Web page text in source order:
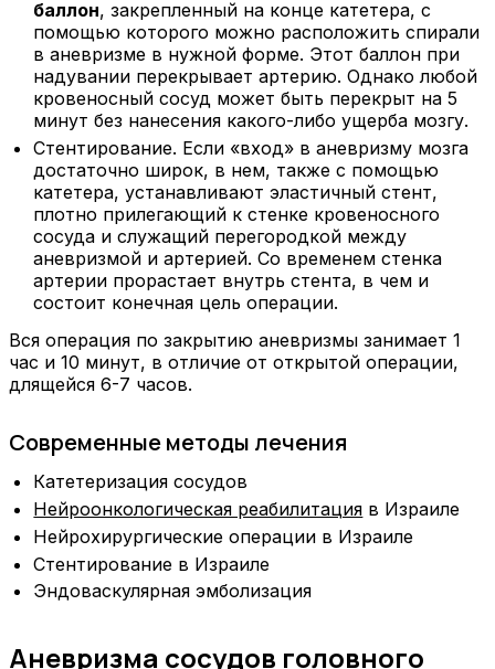
баллон, закрепленный на конце катетера, с
помощью которого можно расположить спирали
в аневризме в нужной форме. Этот баллон при
надувании перекрывает артерию. Однако любой
кровеносный сосуд может быть перекрыт на 5
минут без нанесения какого-либо ущерба мозгу.
Стентирование. Если «вход» в аневризму мозга
достаточно широк, в нем, также с помощью
катетера, устанавливают эластичный стент,
плотно прилегающий к стенке кровеносного
сосуда и служащий перегородкой между
аневризмой и артерией. Со временем стенка
артерии прорастает внутрь стента, в чем и
состоит конечная цель операции.
Вся операция по закрытию аневризмы занимает 1
час и 10 минут, в отличие от открытой операции,
длящейся 6-7 часов.
Современные методы лечения
Катетеризация сосудов
Нейроонкологическая реабилитация в Израиле
Нейрохирургические операции в Израиле
Стентирование в Израиле
Эндоваскулярная эмболизация
Аневризма сосудов головного